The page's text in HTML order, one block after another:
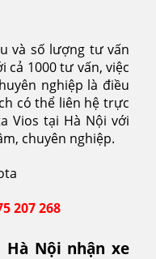
và số lượng tư vấn
cả 1000 tư vấn, việc
nghiệp là điều
có thể liên hệ trực
Vios tại Hà Nội với
chuyên nghiệp.
207 268
Hà Nội nhận xe